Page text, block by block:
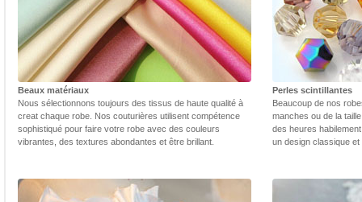
Beaux matériaux
Nous sélectionnons toujours des tissus de haute qualité à
creat chaque robe. Nos couturières utilisent compétence
sophistiqué pour faire votre robe avec des couleurs
vibrantes, des textures abondantes et être brillant.
Perles scintillantes
Beaucoup de nos
manches ou de la
des heures
un design classique